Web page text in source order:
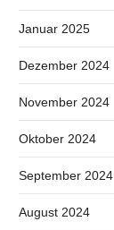
Januar 2025
Dezember 2024
November 2024
Oktober 2024
September 2024
August 2024